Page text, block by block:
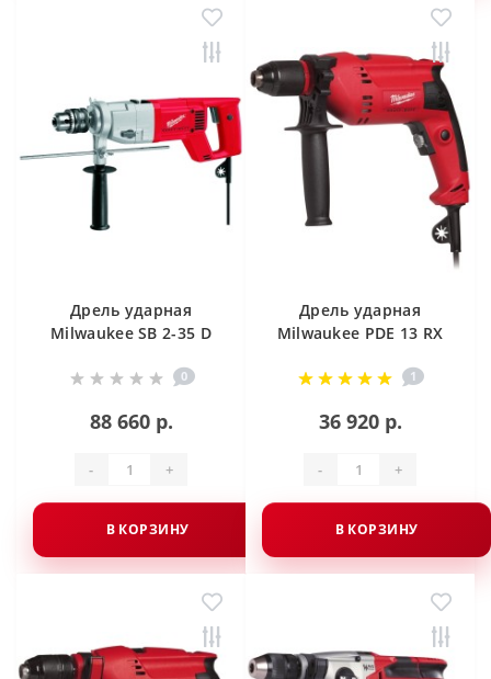
Дрель ударная
Milwaukee SB 2-35 D
0
88 660 р.
- +
В КОРЗИНУ
Дрель ударная
Milwaukee PDE 13 RX
1
36 920 р.
- +
В КОРЗИНУ